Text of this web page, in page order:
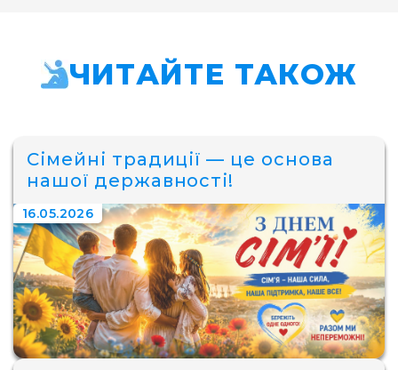
ЧИТАЙТЕ ТАКОЖ
Сімейні традиції — це основа
нашої державності!
16.05.2026